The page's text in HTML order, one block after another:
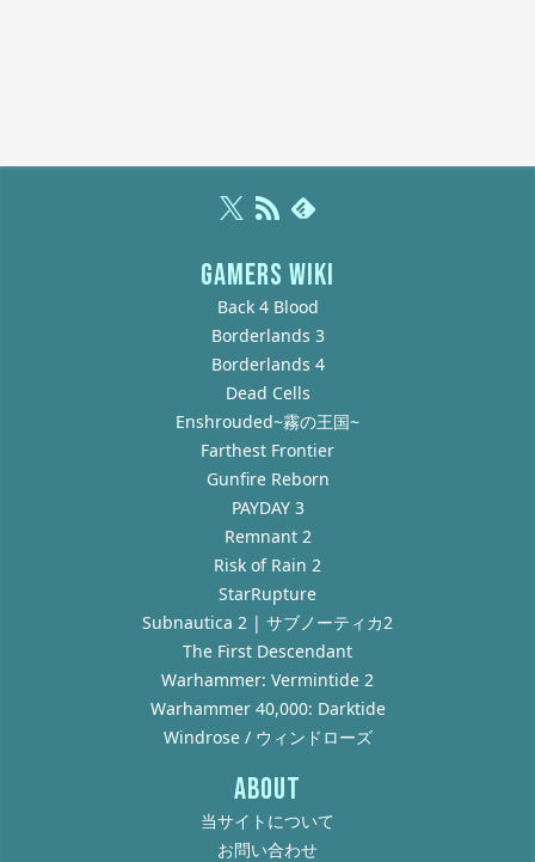
GAMERS WIKI
Back 4 Blood
Borderlands 3
Borderlands 4
Dead Cells
Enshrouded~霧の王国~
Farthest Frontier
Gunfire Reborn
PAYDAY 3
Remnant 2
Risk of Rain 2
StarRupture
Subnautica 2 | サブノーティカ2
The First Descendant
Warhammer: Vermintide 2
Warhammer 40,000: Darktide
Windrose / ウィンドローズ
ABOUT
当サイトについて
お問い合わせ